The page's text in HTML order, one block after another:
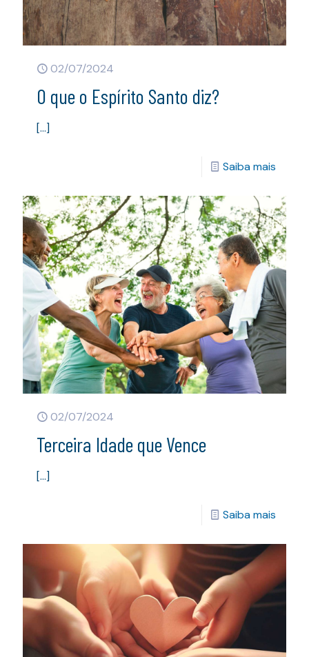
02/07/2024
O que o Espírito Santo diz?
[…]
Saiba mais
02/07/2024
Terceira Idade que Vence
[…]
Saiba mais